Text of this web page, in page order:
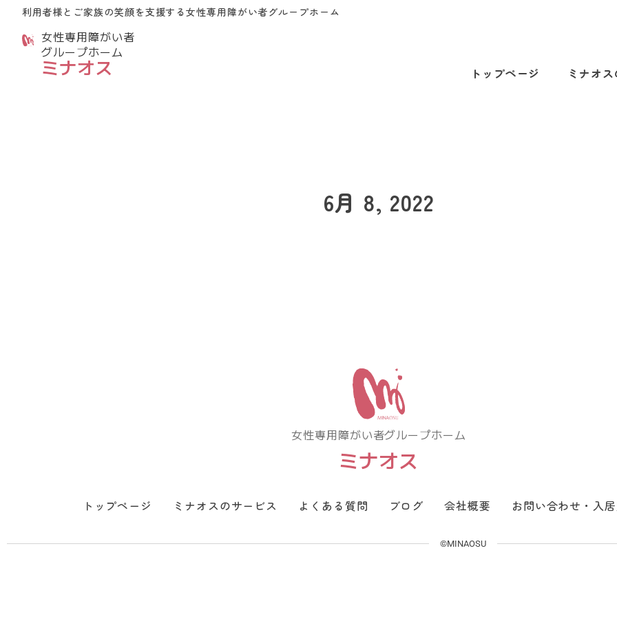
利用者様とご家族の笑顔を支援する女性専用障がい者グループホーム
女性専用障がい者
グループホーム
ミナオス トップページ ミナオ
6月 8, 2022
女性専用障がい者グループホーム
ミナオス
トップページ ミナオスのサービス よくある質問 ブログ 会社概要 お問い合わせ・入
©MINAOSU